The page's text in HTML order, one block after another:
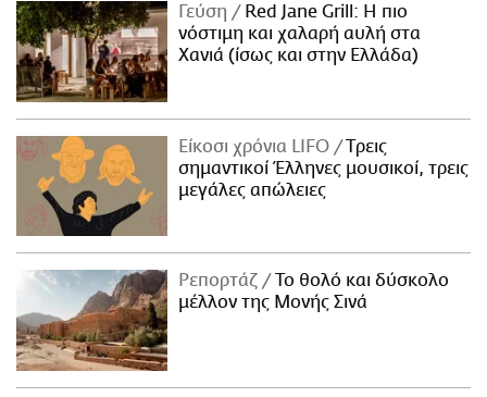
Γεύση
Red Jane Grill: Η πιο
νόστιμη και χαλαρή αυλή στα
Χανιά (ίσως και στην Ελλάδα)
Είκοσι χρόνια LIFO
Tρεις
σημαντικοί Έλληνες μουσικοί, τρεις
μεγάλες απώλειες
Ρεπορτάζ
Το θολό και δύσκολο
μέλλον της Μονής Σινά